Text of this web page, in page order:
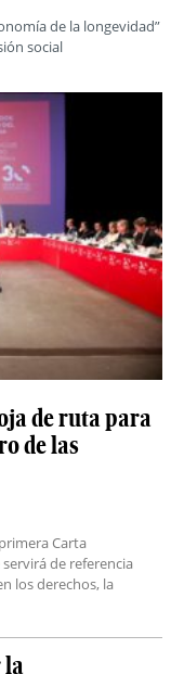
de la longevidad”
social
de ruta para
de las
Carta
de referencia
los derechos, la
la